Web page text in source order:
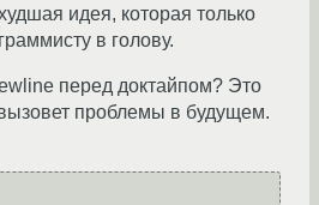
идея, которая только
в голову.
перед доктайпом? Это
проблемы в будущем.